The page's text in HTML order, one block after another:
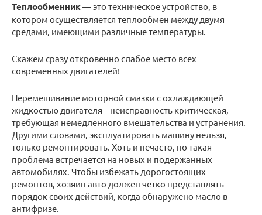
Теплообменник— это техническое устройство, в
котором осуществляется теплообмен между двумя
средами, имеющими различные температуры.
Скажем сразу откровенно слабое место всех
современных двигателей!
Перемешивание моторной смазки с охлаждающей
жидкостью двигателя – неисправность критическая,
требующая немедленного вмешательства и устранения.
Другими словами, эксплуатировать машину нельзя,
только ремонтировать. Хоть и нечасто, но такая
проблема встречается на новых и подержанных
автомобилях. Чтобы избежать дорогостоящих
ремонтов, хозяин авто должен четко представлять
порядок своих действий, когда обнаружено масло в
антифризе.